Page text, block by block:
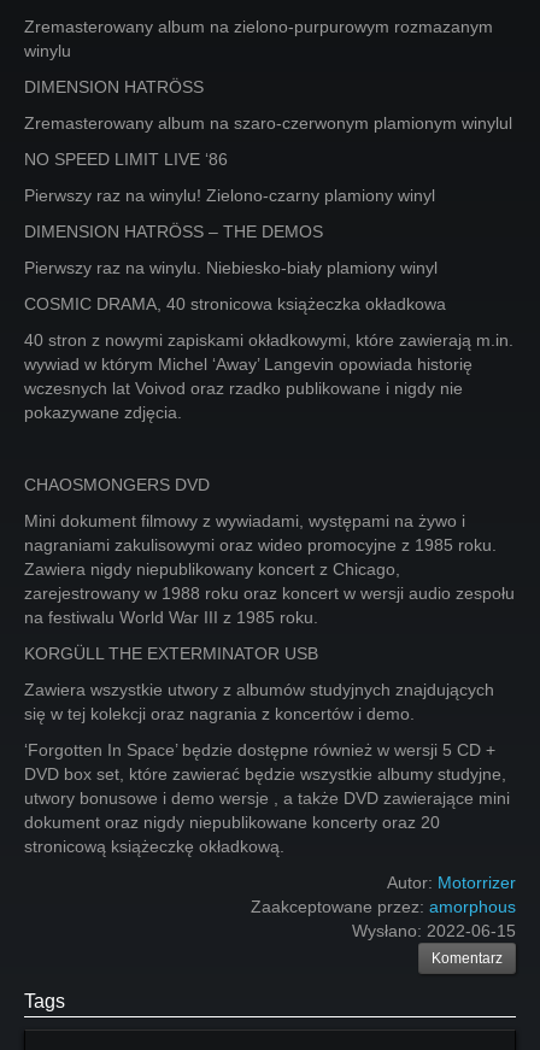
Zremasterowany album na zielono-purpurowym rozmazanym
winylu
DIMENSION HATRÖSS
Zremasterowany album na szaro-czerwonym plamionym winylul
NO SPEED LIMIT LIVE ‘86
Pierwszy raz na winylu! Zielono-czarny plamiony winyl
DIMENSION HATRÖSS – THE DEMOS
Pierwszy raz na winylu. Niebiesko-biały plamiony winyl
COSMIC DRAMA, 40 stronicowa książeczka okładkowa
40 stron z nowymi zapiskami okładkowymi, które zawierają m.in.
wywiad w którym Michel ‘Away’ Langevin opowiada historię
wczesnych lat Voivod oraz rzadko publikowane i nigdy nie
pokazywane zdjęcia.
CHAOSMONGERS DVD
Mini dokument filmowy z wywiadami, występami na żywo i
nagraniami zakulisowymi oraz wideo promocyjne z 1985 roku.
Zawiera nigdy niepublikowany koncert z Chicago,
zarejestrowany w 1988 roku oraz koncert w wersji audio zespołu
na festiwalu World War III z 1985 roku.
KORGÜLL THE EXTERMINATOR USB
Zawiera wszystkie utwory z albumów studyjnych znajdujących
się w tej kolekcji oraz nagrania z koncertów i demo.
‘Forgotten In Space’ będzie dostępne również w wersji 5 CD +
DVD box set, które zawierać będzie wszystkie albumy studyjne,
utwory bonusowe i demo wersje , a także DVD zawierające mini
dokument oraz nigdy niepublikowane koncerty oraz 20
stronicową książeczkę okładkową.
Autor: Motorrizer
Zaakceptowane przez: amorphous
Wysłano: 2022-06-15
Komentarz
Tags